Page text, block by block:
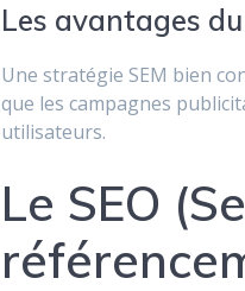
Les avantages
Une stratégie SEM bien
que les campagnes
utilisateurs.
Le SEO